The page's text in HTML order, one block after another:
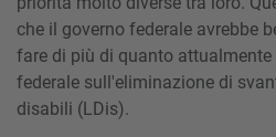
che il governo federale avrebbe
fare di più di quanto
federale sull'eliminazione di
disabili (LDis).